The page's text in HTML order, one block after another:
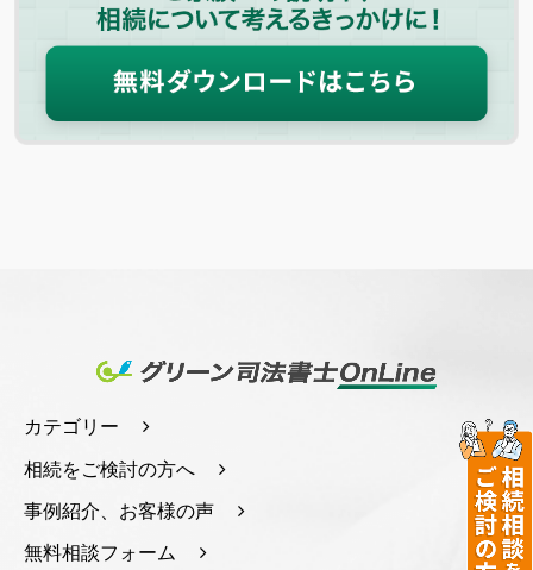
カテゴリー
相続をご検討の方へ
事例紹介、お客様の声
無料相談フォーム